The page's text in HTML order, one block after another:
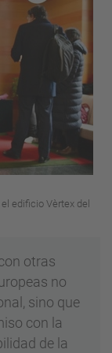
edificio Vèrtex del
otras
no
sino que
con la
de la